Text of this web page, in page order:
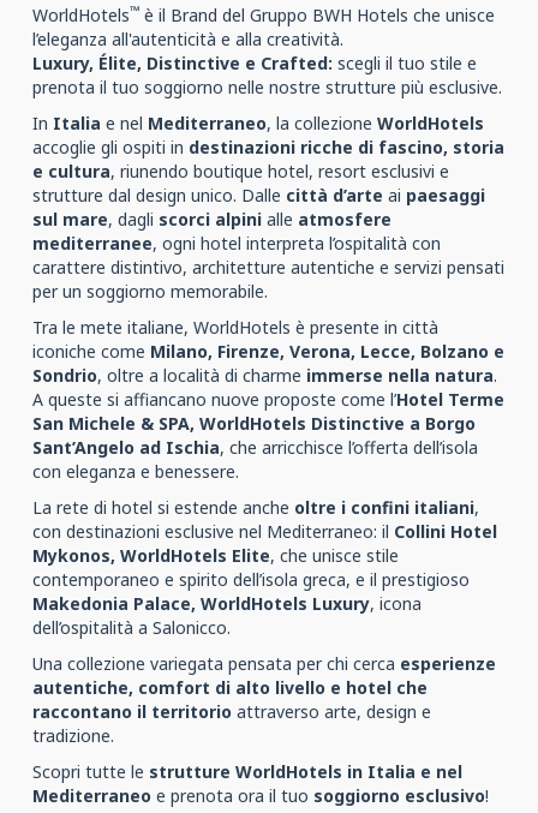
WorldHotels™ è il Brand del Gruppo BWH Hotels che unisce
l’eleganza all'autenticità e alla creatività.
Luxury, Élite, Distinctive e Crafted: scegli il tuo stile e
prenota il tuo soggiorno nelle nostre strutture più esclusive.
In Italia e nel Mediterraneo, la collezione WorldHotels
accoglie gli ospiti in destinazioni ricche di fascino, storia
e cultura, riunendo boutique hotel, resort esclusivi e
strutture dal design unico. Dalle città d’arte ai paesaggi
sul mare, dagli scorci alpini alle atmosfere
mediterranee, ogni hotel interpreta l’ospitalità con
carattere distintivo, architetture autentiche e servizi pensati
per un soggiorno memorabile.
Tra le mete italiane, WorldHotels è presente in città
iconiche come Milano, Firenze, Verona, Lecce, Bolzano e
Sondrio, oltre a località di charme immerse nella natura.
A queste si affiancano nuove proposte come l’Hotel Terme
San Michele & SPA, WorldHotels Distinctive a Borgo
Sant’Angelo ad Ischia, che arricchisce l’offerta dell’isola
con eleganza e benessere.
La rete di hotel si estende anche oltre i confini italiani,
con destinazioni esclusive nel Mediterraneo: il Collini Hotel
Mykonos, WorldHotels Elite, che unisce stile
contemporaneo e spirito dell’isola greca, e il prestigioso
Makedonia Palace, WorldHotels Luxury, icona
dell’ospitalità a Salonicco.
Una collezione variegata pensata per chi cerca esperienze
autentiche, comfort di alto livello e hotel che
raccontano il territorio attraverso arte, design e
tradizione.
Scopri tutte le strutture WorldHotels in Italia e nel
Mediterraneo e prenota ora il tuo soggiorno esclusivo!